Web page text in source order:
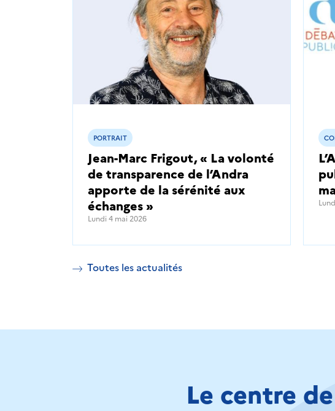
Jean-Marc Frigout, « La volonté
de transparence de l’Andra
apporte de la sérénité aux
échanges »
PORTRAIT
Lundi 4 mai 2026
Toutes les actualités
Le centre